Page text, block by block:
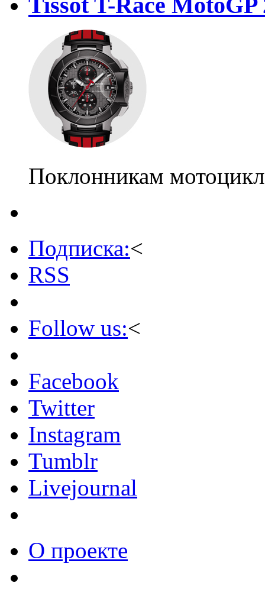
Поклонникам
Подписка:<
RSS
Follow us:<
Facebook
Twitter
Instagram
Tumblr
Livejournal
О проекте